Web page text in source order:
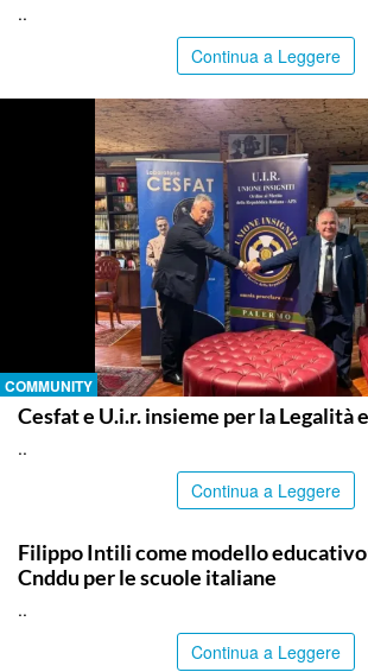
..
Continua a Leggere
COMMUNITY
Cesfat e U.i.r. insieme per la Legalità
..
Continua a Leggere
Filippo Intili come modello
Cnddu per le scuole italiane
..
Continua a Leggere